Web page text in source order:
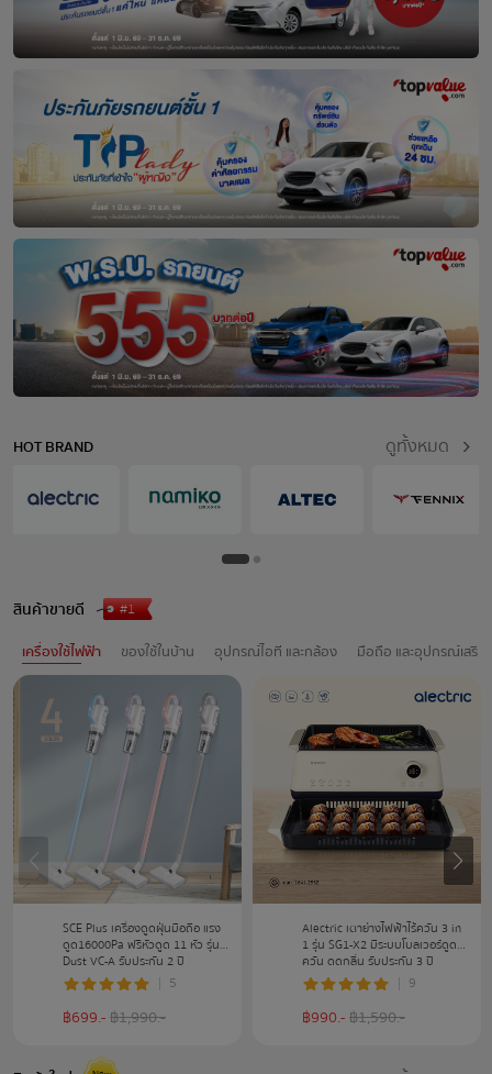
HOT BRAND ดูทั้งหมด
สินค้าขายดี
เครื่องใช้ไฟฟ้า ของใช้ในบ้าน อุปกรณ์ไอที และกล้อง มือถือ และอุปกรณ์เสริม
SCE Plus เครื่องดูดฝุ่นมือถือ แรง
ดูด16000Pa ฟรีหัวดูด 11 หัว รุ่น
Dust VC-A รับประกัน 2 ปี
5
฿699.-฿1,990.-
Alectric เตาย่างไฟฟ้าไร้ควัน 3 in
1 รุ่น SG1-X2 มีระบบโบลเวอร์ดูด
ควัน ดูดกลิ่น รับประกัน 3 ปี
9
฿990.-฿1,590.-